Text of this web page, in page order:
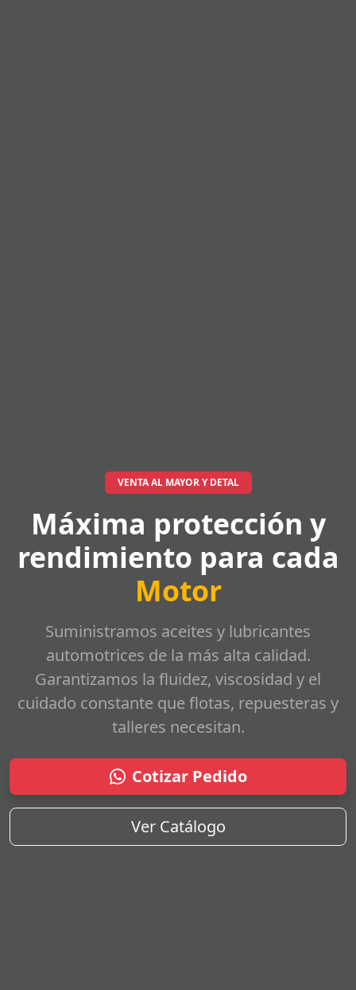
VENTA AL MAYOR Y DETAL
Máxima protección y
rendimiento para cada
Motor
Suministramos aceites y lubricantes
automotrices de la más alta calidad.
Garantizamos la fluidez, viscosidad y el
cuidado constante que flotas, repuesteras y
talleres necesitan.
Cotizar Pedido
Ver Catálogo